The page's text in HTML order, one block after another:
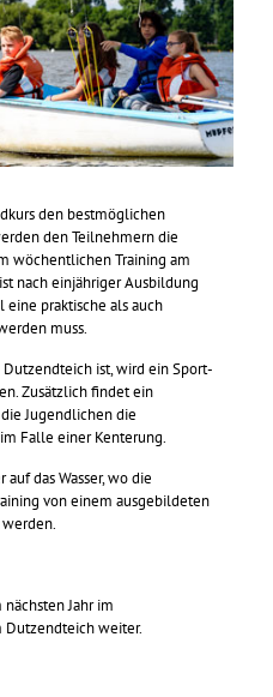
den bestmöglichen
den Teilnehmern die
wöchentlichen Training am
nach einjähriger Ausbildung
eine praktische als auch
muss.
ist, wird ein Sport-
Zusätzlich findet ein
Jugendlichen die
Falle einer Kenterung.
das Wasser, wo die
von einem ausgebildeten
Jahr im
Dutzendteich weiter.